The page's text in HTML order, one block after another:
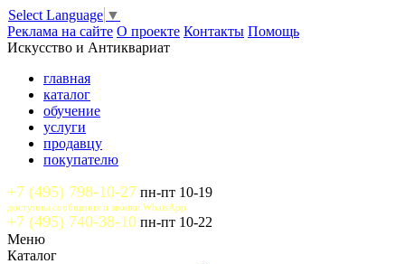
Select Language ▼
Реклама на сайте О проекте Контакты Помощь
Искусство и Антиквариат
главная
каталог
обучение
услуги
продавцу
покупателю
+7 (495) 798-10-27 пн-пт 10-19
доступны сообщения и звонки WhatsApp
+7 (495) 740-38-10 пн-пт 10-22
Меню
Каталог